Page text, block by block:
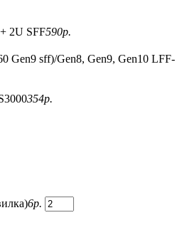
2U SFF590р.
Gen9 sff)/Gen8, Gen9, Gen10 LFF-
354р.
6р.